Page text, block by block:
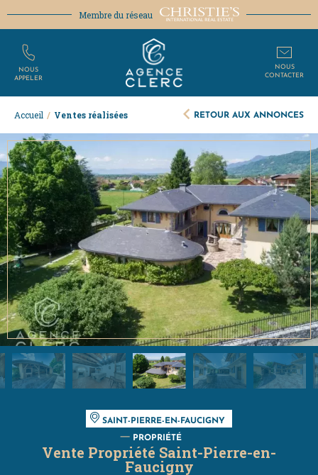
Accueil / Ventes réalisées RETOUR AUX ANNONCES
SAINT-PIERRE-EN-FAUCIGNY
PROPRIÉTÉ
Vente Propriété Saint-Pierre-en-
Faucigny
Membre du réseau
NOUS
APPELER
NOUS
CONTACTER